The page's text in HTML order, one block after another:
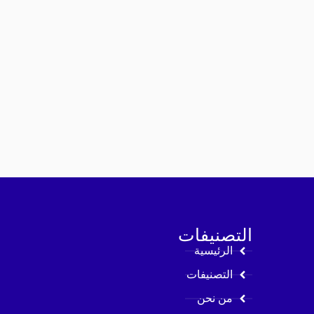
التصنيفات
الرئيسية
التصنيفات
من نحن